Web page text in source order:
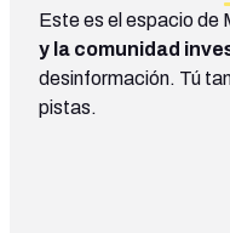
Este es el espacio de
y la comunidad
desinformación. Tú
pistas.